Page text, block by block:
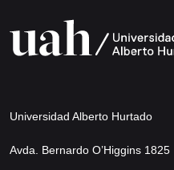
Universidad Alberto Hurtado
Avda. Bernardo O’Higgins 1825